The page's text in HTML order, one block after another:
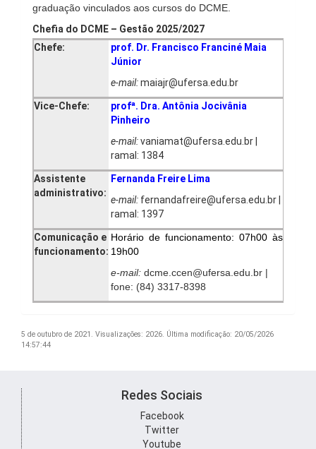
graduação vinculados aos cursos do DCME.
Chefia do DCME – Gestão 2025/2027
Chefe:
prof. Dr. Francisco Franciné Maia
Júnior
e-mail:maiajr@ufersa.edu.br
Vice-Chefe:
profª. Dra. Antônia Jocivânia
Pinheiro
e-mail:vaniamat@ufersa.edu.br |
ramal: 1384
Assistente
administrativo:
Fernanda Freire Lima
e-mail: fernandafreire@ufersa.edu.br |
ramal: 1397
Comunicação e
funcionamento:
Horário de funcionamento: 07h00 às
19h00
e-mail: dcme.ccen@ufersa.edu.br |
fone: (84) 3317-8398
5 de outubro de 2021. Visualizações: 2026. Última modificação: 20/05/2026
14:57:44
Redes Sociais
Facebook
Twitter
Youtube